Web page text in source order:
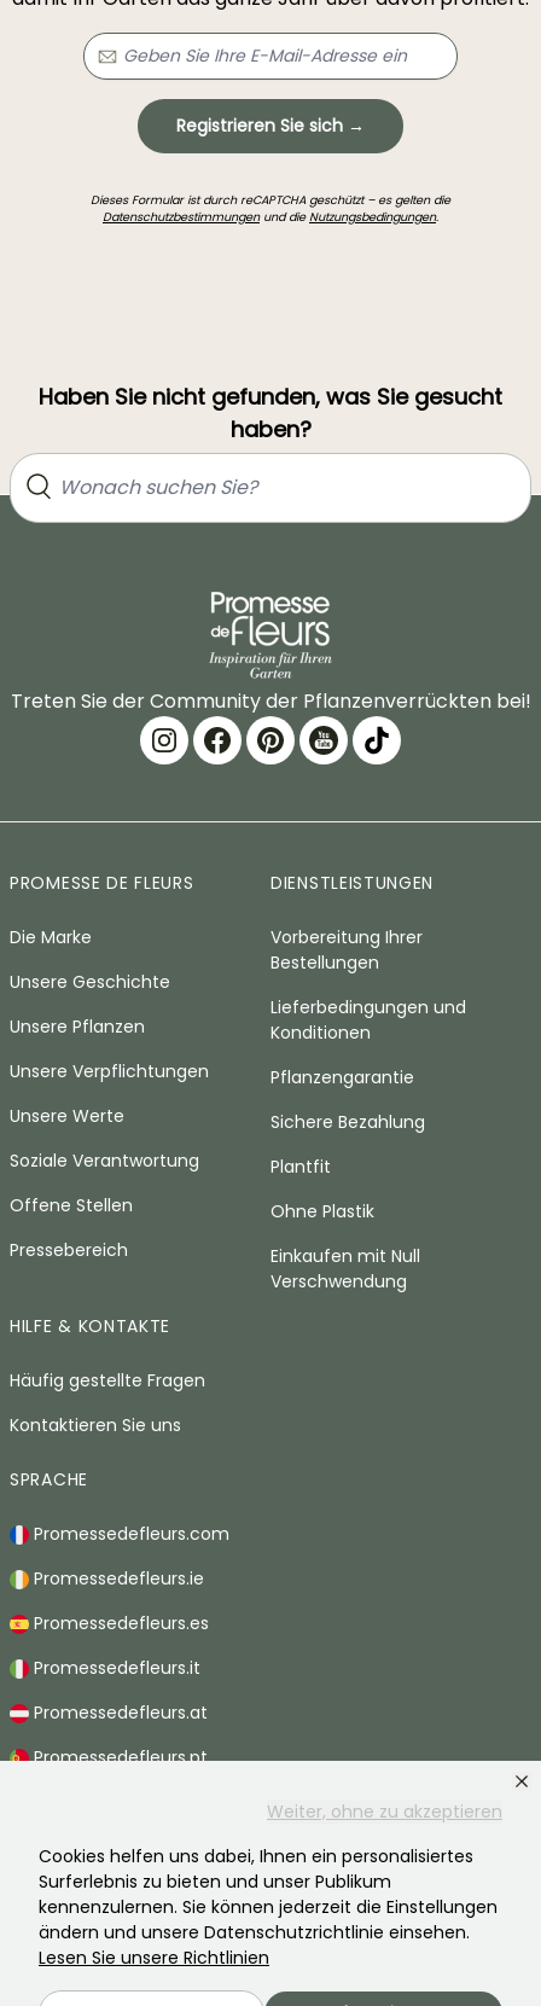
Weiter, ohne zu akzeptieren
Cookies helfen uns dabei, Ihnen ein personalisiertes
Surferlebnis zu bieten und unser Publikum
kennenzulernen. Sie können jederzeit die Einstellungen
ändern und unsere Datenschutzrichtlinie einsehen.
Lesen Sie unsere Richtlinien
Registrieren Sie sich →
Dieses Formular ist durch reCAPTCHA geschützt – es gelten die
Datenschutzbestimmungenund dieNutzungsbedingungen.
Haben Sie nicht gefunden, was Sie gesucht
haben?
Treten Sie der Community der Pflanzenverrückten bei!
PROMESSE DE FLEURS
Die Marke
Unsere Geschichte
Unsere Pflanzen
Unsere Verpflichtungen
Unsere Werte
Soziale Verantwortung
Offene Stellen
Pressebereich
DIENSTLEISTUNGEN
Vorbereitung Ihrer
Bestellungen
Lieferbedingungen und
Konditionen
Pflanzengarantie
Sichere Bezahlung
Plantfit
Ohne Plastik
Einkaufen mit Null
Verschwendung
HILFE & KONTAKTE
Häufig gestellte Fragen
Kontaktieren Sie uns
SPRACHE
Promessedefleurs.com
Promessedefleurs.ie
Promessedefleurs.es
Promessedefleurs.it
Promessedefleurs.at
Promessedefleurs.pt
Promessedefleurs.be
Promessedefleurs.ch
2026 ©Promesse de fleurs - Alle Rechte vorbehalten.